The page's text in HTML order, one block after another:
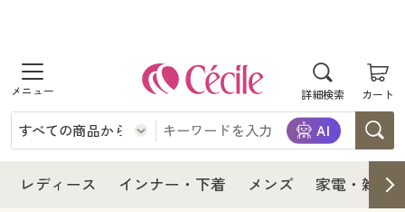
詳細検索 カート
商品を探す
レディース
インナー・下着
レディース インナー・下着 メンズ 家電・雑貨
レディース
レディース通販すべて
レディースファッション
インナー・下着
インナー・下着通販すべて
メンズ